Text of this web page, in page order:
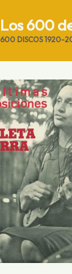
Los 600
600 DISCOS 1920-